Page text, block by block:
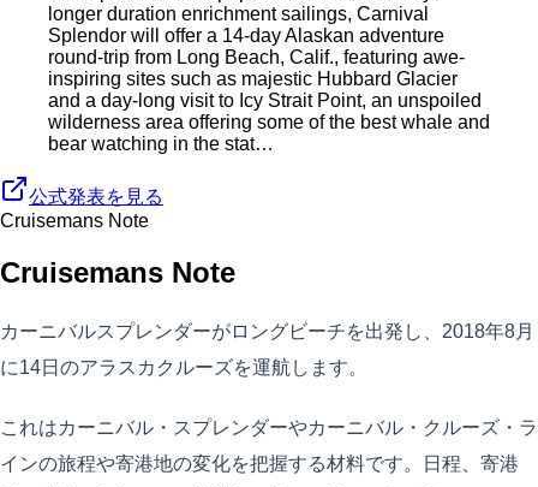
longer duration enrichment sailings, Carnival
Splendor will offer a 14-day Alaskan adventure
round-trip from Long Beach, Calif., featuring awe-
inspiring sites such as majestic Hubbard Glacier
and a day-long visit to Icy Strait Point, an unspoiled
wilderness area offering some of the best whale and
bear watching in the stat…
公式発表を見る
Cruisemans Note
Cruisemans Note
カーニバルスプレンダーがロングビーチを出発し、2018年8月
に14日のアラスカクルーズを運航します。
これはカーニバル・スプレンダーやカーニバル・クルーズ・ラ
インの旅程や寄港地の変化を把握する材料です。日程、寄港